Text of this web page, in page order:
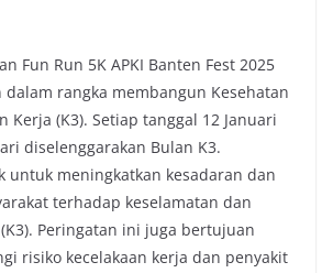
Fun Run 5K APKI Banten Fest 2025
dalam rangka membangun Kesehatan
Kerja (K3). Setiap tanggal 12 Januari
diselenggarakan Bulan K3.
untuk meningkatkan kesadaran dan
terhadap keselamatan dan
Peringatan ini juga bertujuan
risiko kecelakaan kerja dan penyakit